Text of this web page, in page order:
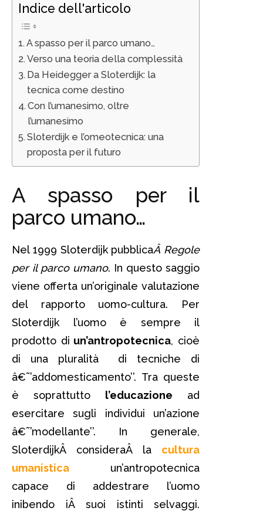
Indice dell'articolo
A spasso per il parco umano…
Verso una teoria della complessità
Da Heidegger a Sloterdijk: la
tecnica come destino
Con l’umanesimo, oltre
l’umanesimo
Sloterdijk e l’omeotecnica: una
proposta per il futuro
A spasso per il
parco umano…
Nel 1999 Sloterdijk pubblicaÂ Regole
per il parco umano. In questo saggio
viene offerta un’originale valutazione
del rapporto uomo-cultura. Per
Sloterdijk l’uomo è sempre il
prodotto di un’antropotecnica, cioè
di una pluralità di tecniche di
â€˜’addomesticamento’’. Tra queste
è soprattutto l’educazione ad
esercitare sugli individui un’azione
â€˜’modellante’’. In generale,
SloterdijkÂ consideraÂ la cultura
umanistica un’antropotecnica
capace di addestrare l’uomo
inibendo iÂ suoi istinti selvaggi.